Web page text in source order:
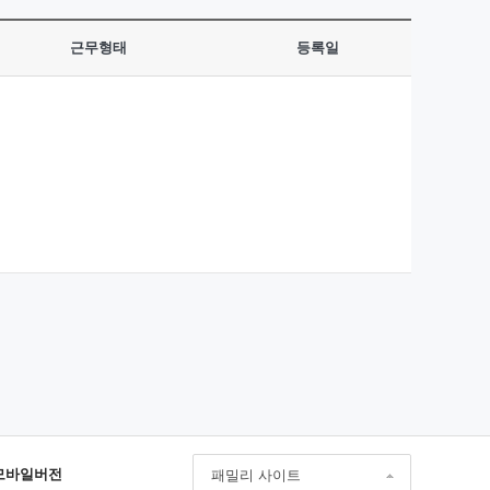
근무형태 등록일
바일버전 패밀리 사이트